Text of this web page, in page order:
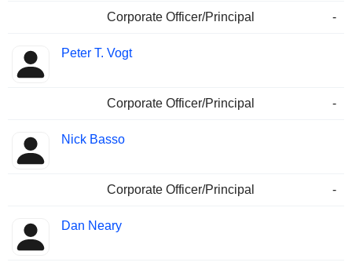
Corporate Officer/Principal -
Peter T. Vogt
Corporate Officer/Principal -
Nick Basso
Corporate Officer/Principal -
Dan Neary